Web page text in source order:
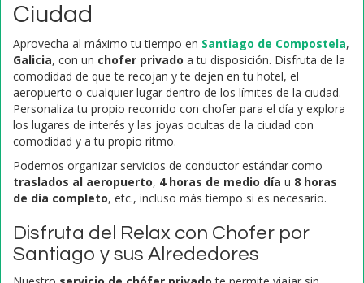
Ciudad
Aprovecha al máximo tu tiempo en Santiago de Compostela,
Galicia, con un chofer privado a tu disposición. Disfruta de la
comodidad de que te recojan y te dejen en tu hotel, el
aeropuerto o cualquier lugar dentro de los límites de la ciudad.
Personaliza tu propio recorrido con chofer para el día y explora
los lugares de interés y las joyas ocultas de la ciudad con
comodidad y a tu propio ritmo.
Podemos organizar servicios de conductor estándar como
traslados al aeropuerto, 4 horas de medio día u 8 horas
de día completo, etc., incluso más tiempo si es necesario.
Disfruta del Relax con Chofer por
Santiago y sus Alrededores